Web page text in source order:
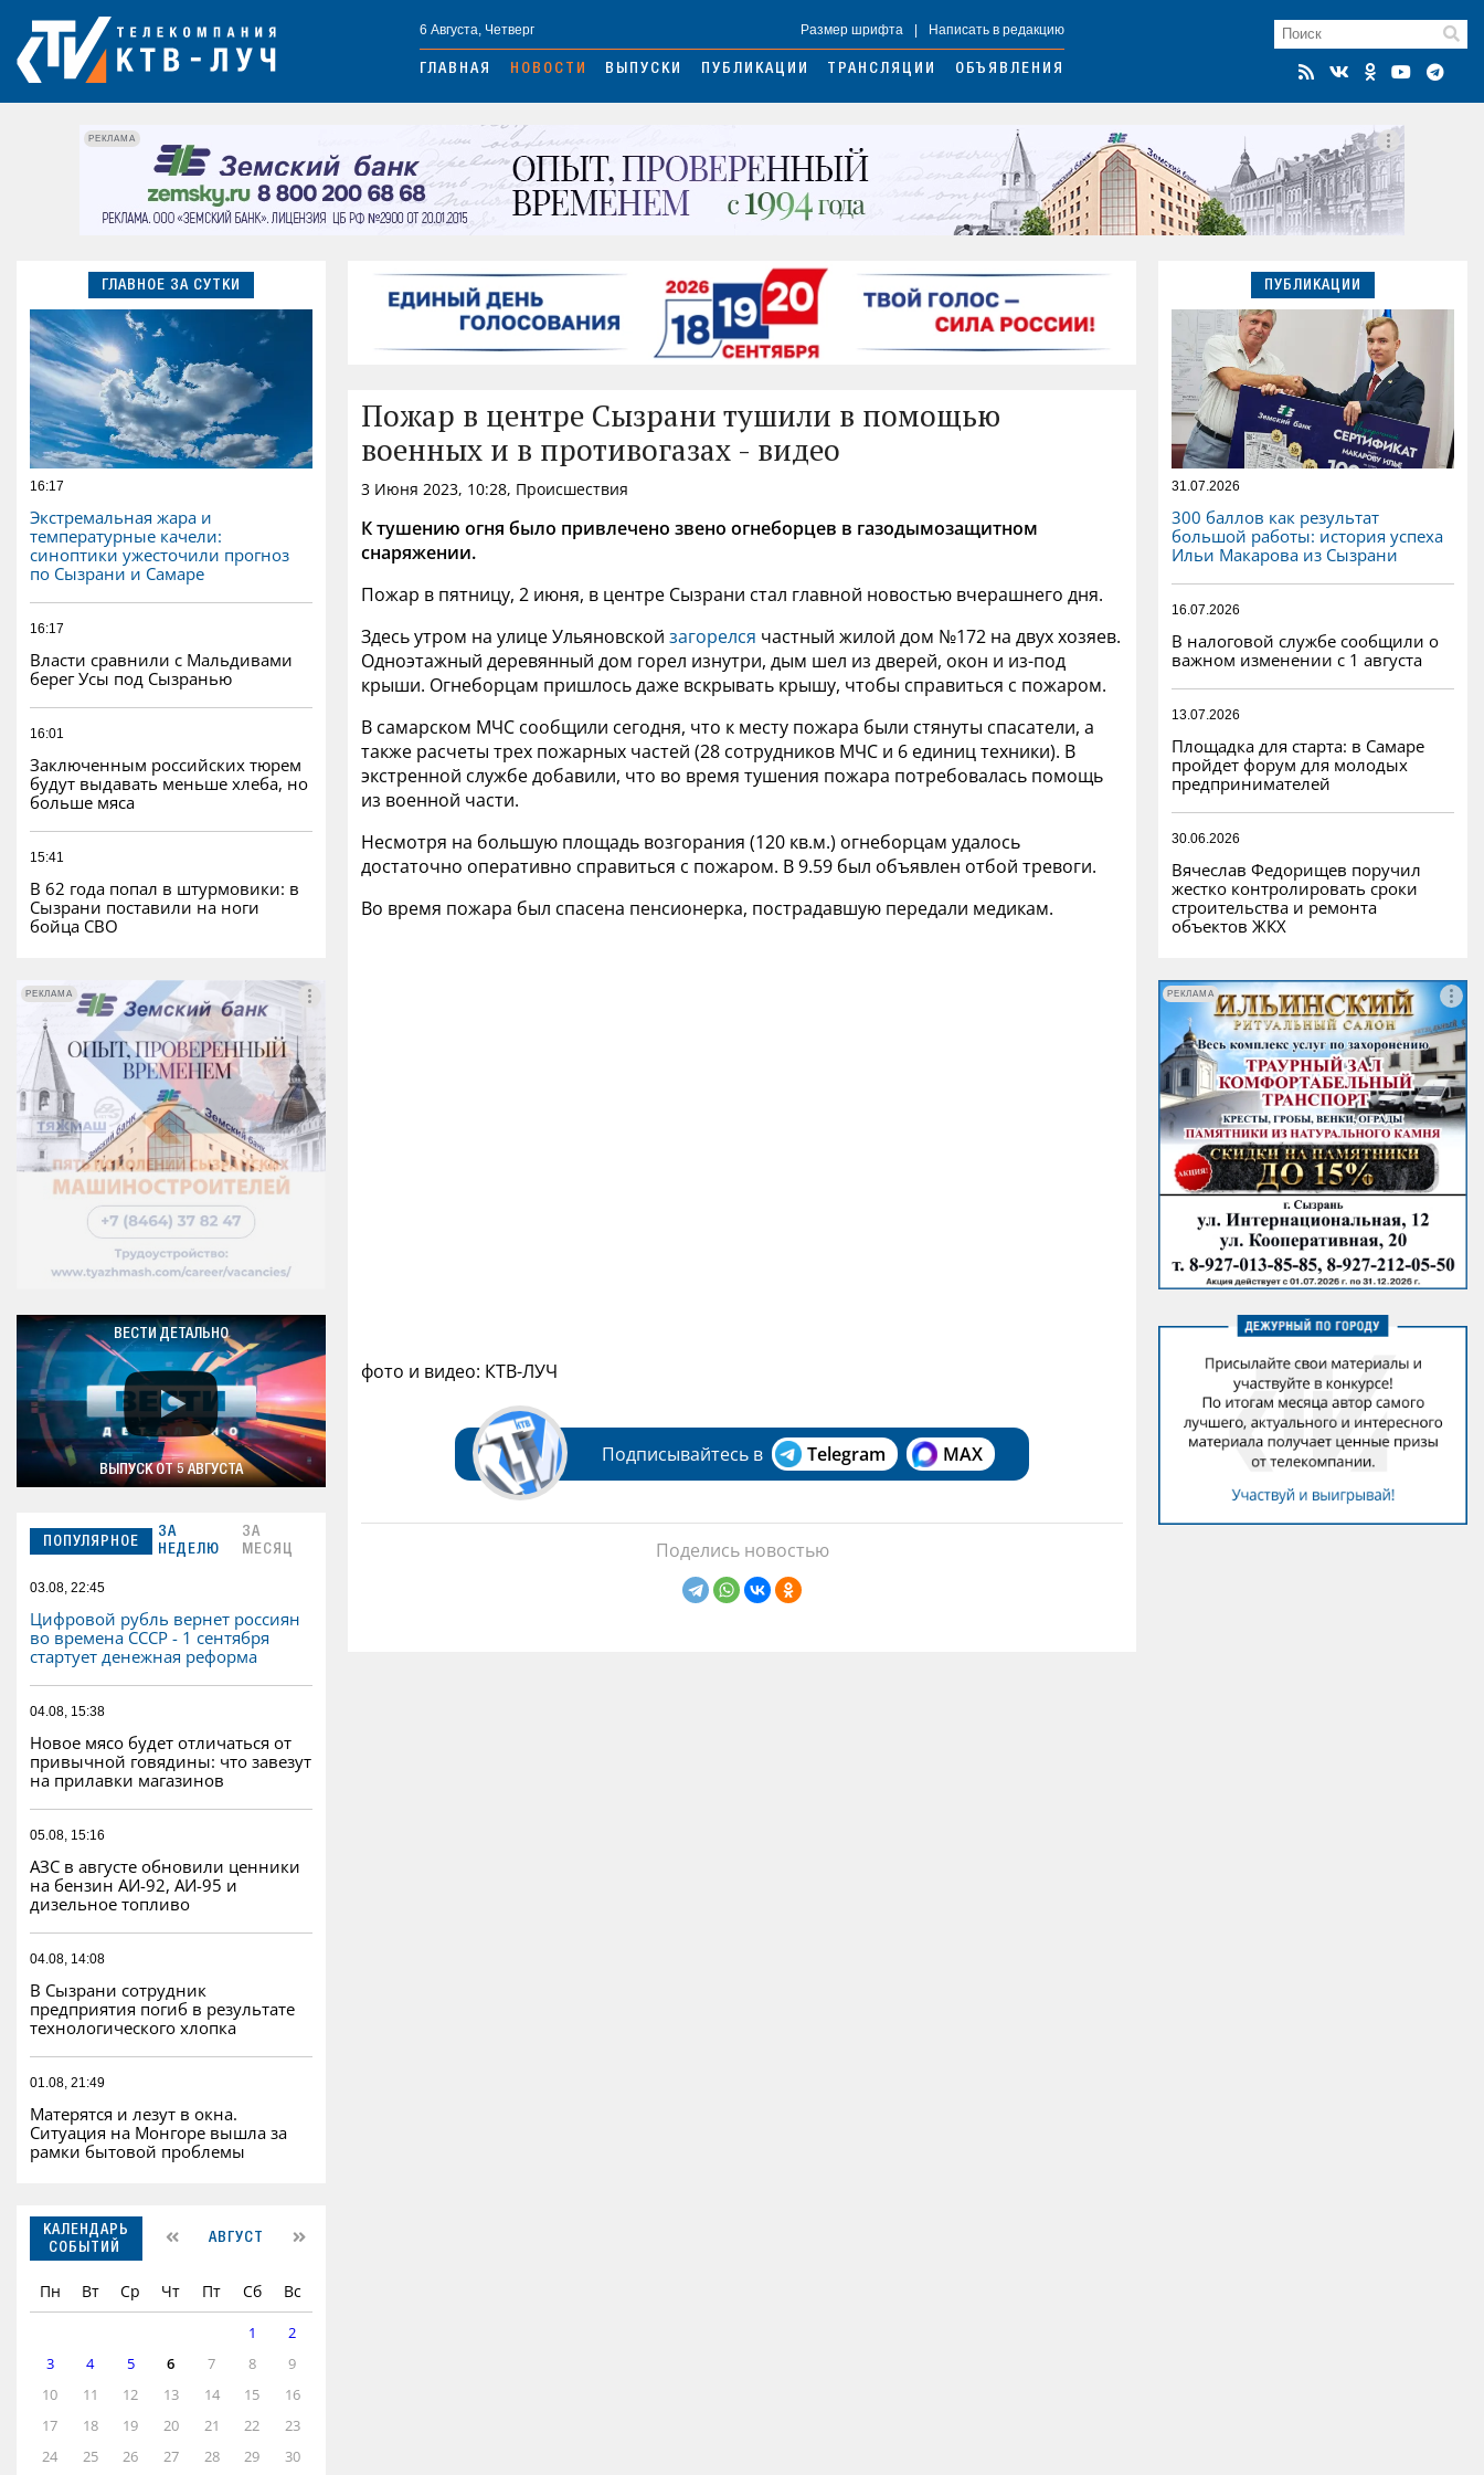
6 Августа, Четверг Размер шрифта Написать в редакцию
ГЛАВНАЯ НОВОСТИ ВЫПУСКИ ПУБЛИКАЦИИ ТРАНСЛЯЦИИ ОБЪЯВЛЕНИЯ
РЕКЛАМА
ГЛАВНОЕ ЗА СУТКИ
16:17
Экстремальная жара и
температурные качели:
синоптики ужесточили прогноз
по Сызрани и Самаре
16:17
Власти сравнили с Мальдивами
берег Усы под Сызранью
16:01
Заключенным российских тюрем
будут выдавать меньше хлеба, но
больше мяса
15:41
В 62 года попал в штурмовики: в
Сызрани поставили на ноги
бойца СВО
РЕКЛАМА
РЕКЛАМА
ВЕСТИ ДЕТАЛЬНО
ВЫПУСК ОТ 5 АВГУСТА
ПОПУЛЯРНОЕ
ЗА
НЕДЕЛЮ
ЗА
МЕСЯЦ
03.08, 22:45
Цифровой рубль вернет россиян
во времена СССР - 1 сентября
стартует денежная реформа
04.08, 15:38
Новое мясо будет отличаться от
привычной говядины: что завезут
на прилавки магазинов
05.08, 15:16
АЗС в августе обновили ценники
на бензин АИ-92, АИ-95 и
дизельное топливо
04.08, 14:08
В Сызрани сотрудник
предприятия погиб в результате
технологического хлопка
01.08, 21:49
Матерятся и лезут в окна.
Ситуация на Монгоре вышла за
рамки бытовой проблемы
КАЛЕНДАРЬ
СОБЫТИЙ
АВГУСТ
Пн Вт Ср Чт Пт Сб Вс
1
2
3
4 5 6 7 8
9
10
11 12 13 14 15
16
17
18 19 20 21 22
23
24
25 26 27 28 29 30
Пожар в центре Сызрани тушили в помощью
военных и в противогазах - видео
3 Июня 2023, 10:28, Происшествия
К тушению огня было привлечено звено огнеборцев в газодымозащитном
снаряжении.
Пожар в пятницу, 2 июня, в центре Сызрани стал главной новостью вчерашнего дня.
Здесь утром на улице Ульяновской загорелся частный жилой дом №172 на двух хозяев.
Одноэтажный деревянный дом горел изнутри, дым шел из дверей, окон и из-под
крыши. Огнеборцам пришлось даже вскрывать крышу, чтобы справиться с пожаром.
В самарском МЧС сообщили сегодня, что к месту пожара были стянуты спасатели, а
также расчеты трех пожарных частей (28 сотрудников МЧС и 6 единиц техники). В
экстренной службе добавили, что во время тушения пожара потребовалась помощь
из военной части.
Несмотря на большую площадь возгорания (120 кв.м.) огнеборцам удалось
достаточно оперативно справиться с пожаром. В 9.59 был объявлен отбой тревоги.
Во время пожара был спасена пенсионерка, пострадавшую передали медикам.
фото и видео: КТВ-ЛУЧ
Подписывайтесь в Telegram MAX
Поделись новостью
ПУБЛИКАЦИИ
31.07.2026
300 баллов как результат
большой работы: история успеха
Ильи Макарова из Сызрани
16.07.2026
В налоговой службе сообщили о
важном изменении с 1 августа
13.07.2026
Площадка для старта: в Самаре
пройдет форум для молодых
предпринимателей
30.06.2026
Вячеслав Федорищев поручил
жестко контролировать сроки
строительства и ремонта
объектов ЖКХ
РЕКЛАМА